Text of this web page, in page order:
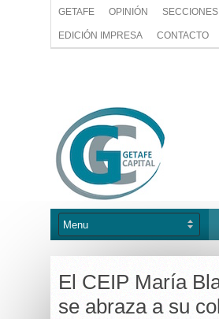
GETAFE OPINIÓN SECCIONES
EDICIÓN IMPRESA CONTACTO
El CEIP María
se abraza a su